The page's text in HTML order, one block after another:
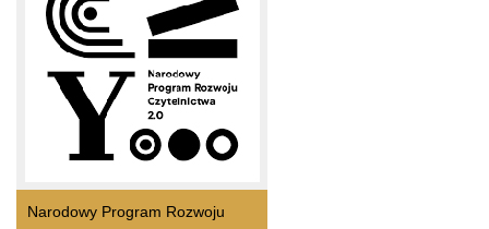
Narodowy Program Rozwoju